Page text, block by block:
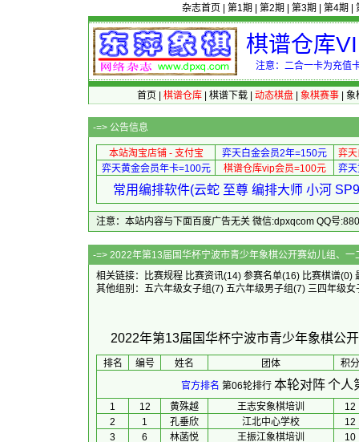
杂志首页 第1期 第2期 第3期 第4期
棋谱仓库
注意：二合一卡为充值
首页 棋谱仓库| 棋谱下载| 动态棋盘| 象棋赛事| 象
-=> 公告信息
本站淘宝店铺 - 支付宝 弈天白金会员2年=150元
弈
弈天黄金会员年卡=100元
棋谱仓库vip会员=100元 弈
常用编排软件(云蛇 至尊 编排大师 小河
注意：本站内容与下面百度广告无关 微信:dpxqcom QQ号
-=> 2022年第13届国华杯宁波市青少年象棋公开
相关链接：
比赛规程 比赛资讯(14) 参赛名单(16) 比赛棋谱(0)
其他组别： 五六年级女子组(7) 五六年级男子组(7) 三四年级女
2022年第13届国华杯宁波市青少年象棋公
排名 编号 姓名 团体
积分
官方排名 第06轮排行 本轮对阵个人
1 12 黄殊越 王志安象棋培训
12
2
1 孔垂欣 江北中心学校
12
3
6 林菡悦 王振江象棋培训
10